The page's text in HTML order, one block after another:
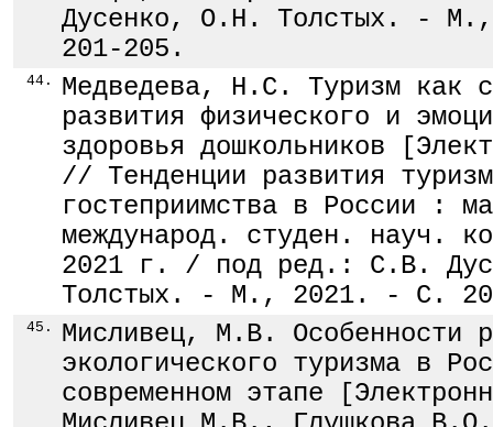
Дусенко, О.Н. Толстых. -
201-205.
44.
Медведева, Н.С. Туризм как
развития физического и
здоровья дошкольников
// Тенденции развития
гостеприимства в России :
международ. студен. науч.
2021 г. / под ред.: С.В.
Толстых. - М., 2021. - С.
45.
Мисливец, М.В. Особенности
экологического туризма в
современном этапе